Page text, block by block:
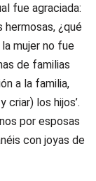
fue agraciada:
hermosas, ¿qué
mujer no fue
de familias
a la familia,
criar) los hijos’.
por esposas
con joyas de